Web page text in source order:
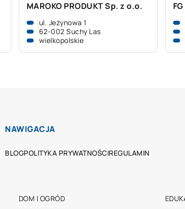
MAROKO PRODUKT Sp. z o.o.
ul. Jeżynowa 1
62-002 Suchy Las
wielkopolskie
NAWIGACJA
BLOGPOLITYKA PRYWATNOŚCIREGULAMIN
DOM I OGRÓD